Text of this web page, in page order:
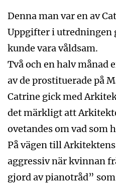
Denna man var en av
Uppgifter i utredningen
kunde vara våldsam.
Två och en halv månad
av de prostituerade på
Catrine gick med
det märkligt att
ovetandes om vad som
På vägen till
aggressiv när kvinnan
gjord av pianotråd”